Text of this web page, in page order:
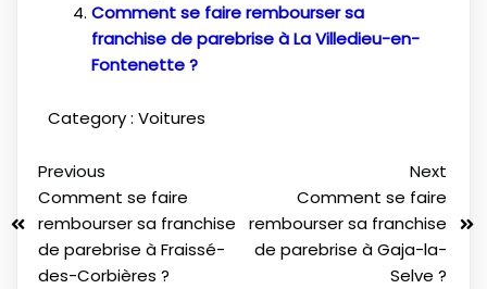
Comment se faire rembourser sa
franchise de parebrise à La Villedieu-en-
Fontenette ?
Category : Voitures
Previous
Comment se faire
rembourser sa franchise
de parebrise à Fraissé-
des-Corbières ?
Next
Comment se faire
rembourser sa franchise
de parebrise à Gaja-la-
Selve ?